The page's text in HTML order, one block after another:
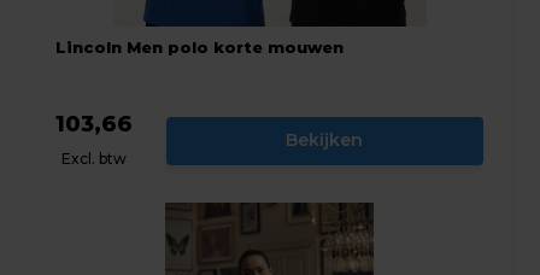
Lincoln Men polo korte mouwen
103,66
Excl. btw
Bekijken